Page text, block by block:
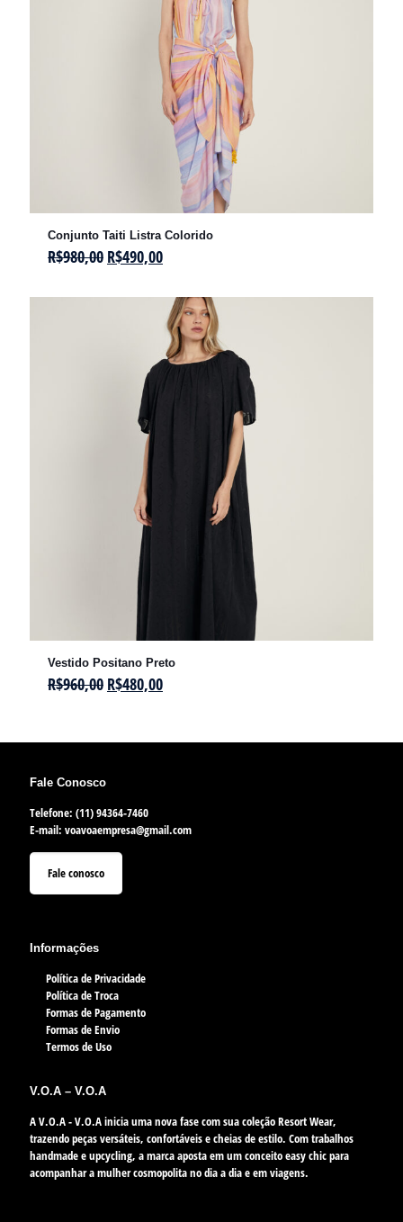
Conjunto Taiti Listra Colorido
R$980,00 R$490,00
Vestido Positano Preto
R$960,00 R$480,00
Fale Conosco
Telefone: (11) 94364-7460
E-mail: voavoaempresa@gmail.com
Fale conosco
Informações
Política de Privacidade
Política de Troca
Formas de Pagamento
Formas de Envio
Termos de Uso
V.O.A – V.O.A
A V.O.A - V.O.A inicia uma nova fase com sua coleção Resort Wear,
trazendo peças versáteis, confortáveis e cheias de estilo. Com trabalhos
handmade e upcycling, a marca aposta em um conceito easy chic para
acompanhar a mulher cosmopolita no dia a dia e em viagens.